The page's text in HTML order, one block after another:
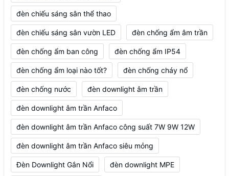
đèn chiếu sáng sân thể thao
đèn chiếu sáng sân vườn LED đèn chống ẩm âm trần
đèn chống ẩm ban công đèn chống ẩm IP54
đèn chống ẩm loại nào tốt? đèn chống cháy nổ
đèn chống nước đèn downlight âm trần
đèn downlight âm trần Anfaco
đèn downlight âm trần Anfaco công suất 7W 9W 12W
đèn downlight âm trần Anfaco siêu mỏng
Đèn Downlight Gắn Nổi đèn downlight MPE